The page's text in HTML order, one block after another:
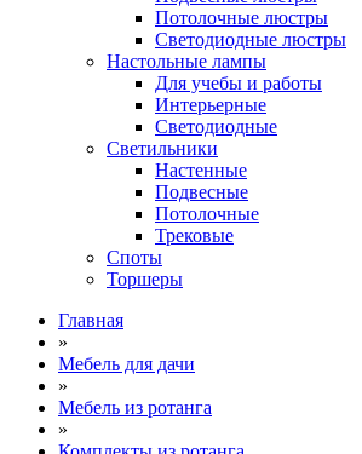
Потолочные люстры
Светодиодные люстры
Настольные лампы
Для учебы и работы
Интерьерные
Светодиодные
Светильники
Настенные
Подвесные
Потолочные
Трековые
Споты
Торшеры
Главная
»
Мебель для дачи
»
Мебель из ротанга
»